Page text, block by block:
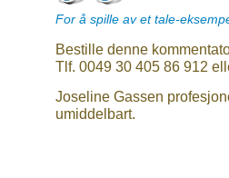
For å spille av et tale-
Bestille denne
Tlf. 0049 30 405 86 912
Joseline Gassen
umiddelbart.